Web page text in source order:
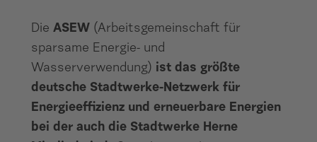
Die ASEW (Arbeitsgemeinschaft für
sparsame Energie- und
Wasserverwendung) ist das größte
deutsche Stadtwerke-Netzwerk für
Energieeffizienz und erneuerbare Energien
bei der auch die Stadtwerke Herne